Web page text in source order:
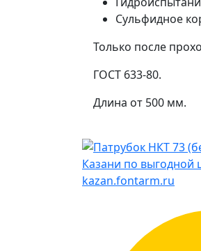
Сульфидное
Только после
ГОСТ 633-80.
Длина от 500 мм.